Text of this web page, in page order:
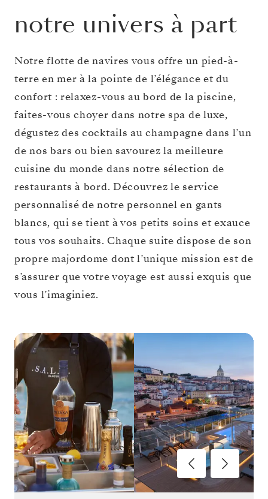
notre univers à part
Notre flotte de navires vous offre un pied-à-
terre en mer à la pointe de l’élégance et du
confort : relaxez-vous au bord de la piscine,
faites-vous choyer dans notre spa de luxe,
dégustez des cocktails au champagne dans l’un
de nos bars ou bien savourez la meilleure
cuisine du monde dans notre sélection de
restaurants à bord. Découvrez le service
personnalisé de notre personnel en gants
blancs, qui se tient à vos petits soins et exauce
tous vos souhaits. Chaque suite dispose de son
propre majordome dont l’unique mission est de
s’assurer que votre voyage est aussi exquis que
vous l’imaginiez.